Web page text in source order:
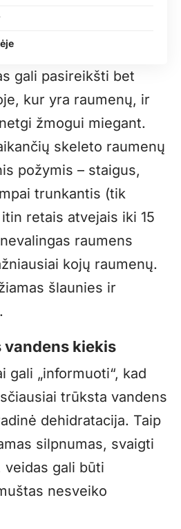
gali pasireikšti bet
kur yra raumenų, ir
žmogui miegant.
skeleto raumenų
požymis – staigus,
trunkantis (tik
retais atvejais iki 15
raumens
kojų raumenų.
šlaunies ir
vandens kiekis
gali „informuoti“, kad
trūksta vandens
dehidratacija. Taip
silpnumas, svaigti
veidas gali būti
nesveiko